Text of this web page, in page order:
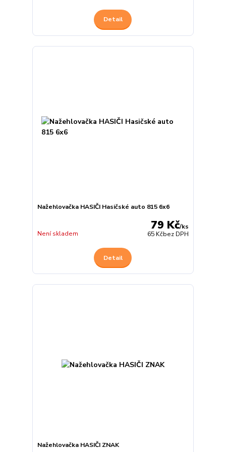
Detail
Nažehlovačka HASIČI Hasičské auto 815 6x6
79 Kč/ks
65 Kčbez DPH
Není skladem
Detail
Nažehlovačka HASIČI ZNAK